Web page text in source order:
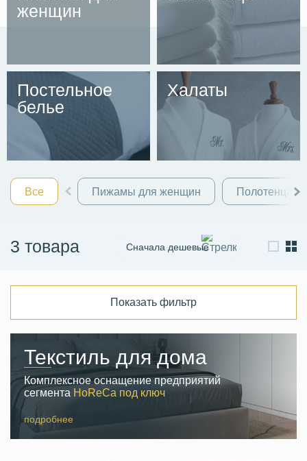
женщин
Постельное
белье
Халаты
Все Пижамы для женщин Полотенца
3 товара
Сначала дешевые
Показать фильтр
Текстиль для дома
Комплексное оснащение предприятий
сегмента HoReCa под ключ
подробнее